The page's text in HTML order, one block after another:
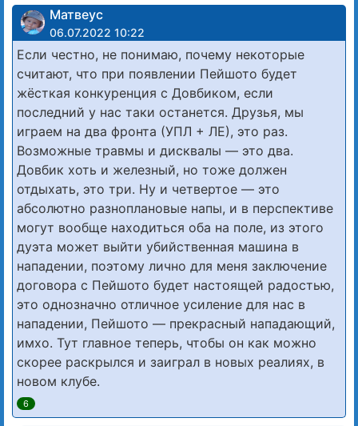
Матвеус
06.07.2022 10:22
Если честно, не понимаю, почему некоторые
считают, что при появлении Пейшото будет
жёсткая конкуренция с Довбиком, если
последний у нас таки останется. Друзья, мы
играем на два фронта (УПЛ + ЛЕ), это раз.
Возможные травмы и дисквалы — это два.
Довбик хоть и железный, но тоже должен
отдыхать, это три. Ну и четвертое — это
абсолютно разноплановые напы, и в перспективе
могут вообще находиться оба на поле, из этого
дуэта может выйти убийственная машина в
нападении, поэтому лично для меня заключение
договора с Пейшото будет настоящей радостью,
это однозначно отличное усиление для нас в
нападении, Пейшото — прекрасный нападающий,
имхо. Тут главное теперь, чтобы он как можно
скорее раскрылся и заиграл в новых реалиях, в
новом клубе.
6